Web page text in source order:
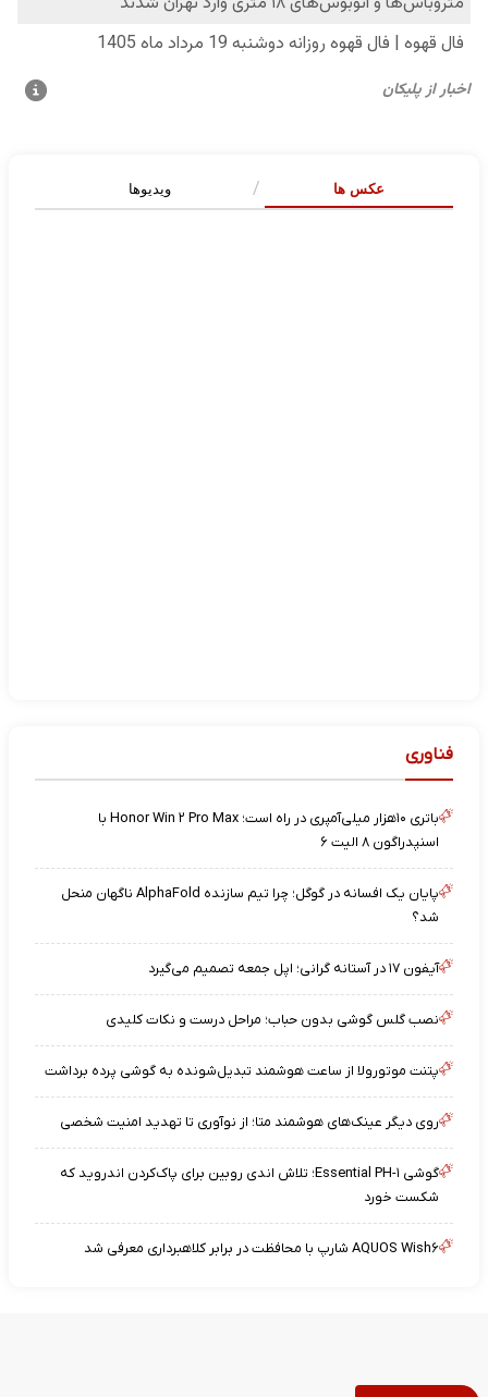
عکس ها ویدیوها
فناوری
باتری ۱۰هزار میلی‌آمپری در راه است؛ Honor Win ۲ Pro Max با
اسنپدراگون ۸ الیت ۶
پایان یک افسانه در گوگل؛ چرا تیم سازنده AlphaFold ناگهان منحل
شد؟
آیفون ۱۷ در آستانه گرانی؛ اپل جمعه تصمیم می‌گیرد
نصب گلس گوشی بدون حباب؛ مراحل درست و نکات کلیدی
پتنت موتورولا از ساعت هوشمند تبدیل‌شونده به گوشی پرده برداشت
روی دیگر عینک‌های هوشمند متا؛ از نوآوری تا تهدید امنیت شخصی
گوشی Essential PH-۱؛ تلاش اندی روبین برای پاک‌کردن اندروید که
شکست خورد
AQUOS Wish۶ شارپ با محافظت در برابر کلاهبرداری معرفی شد